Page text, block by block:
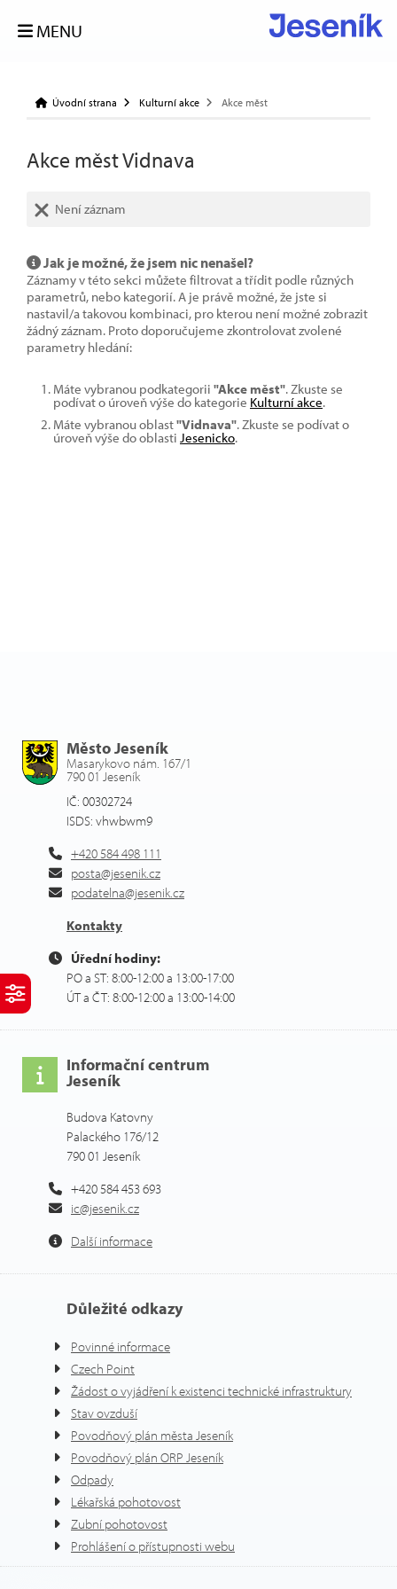
MENU
Úvodní strana Kulturní akce Akce měst
Akce měst Vidnava
Není záznam
Jak je možné, že jsem nic nenašel?
Záznamy v této sekci můžete filtrovat a třídit podle různých
parametrů, nebo kategorií. A je právě možné, že jste si
nastavil/a takovou kombinaci, pro kterou není možné zobrazit
žádný záznam. Proto doporučujeme zkontrolovat zvolené
parametry hledání:
Máte vybranou podkategorii "Akce měst". Zkuste se
podívat o úroveň výše do kategorie Kulturní akce.
Máte vybranou oblast"Vidnava". Zkuste se podívat o
úroveň výše do oblasti Jesenicko.
Město Jeseník
Masarykovo nám. 167/1
790 01 Jeseník
IČ: 00302724
ISDS: vhwbwm9
+420 584 498 111
posta@jesenik.cz
podatelna@jesenik.cz
Kontakty
Úřední hodiny:
PO a ST: 8:00-12:00 a 13:00-17:00
ÚT a ČT: 8:00-12:00 a 13:00-14:00
Informační centrum
Jeseník
Budova Katovny
Palackého 176/12
790 01 Jeseník
+420 584 453 693
ic@jesenik.cz
Další informace
Důležité odkazy
Povinné informace
Czech Point
Žádost o vyjádření k existenci technické infrastruktury
Stav ovzduší
Povodňový plán města Jeseník
Povodňový plán ORP Jeseník
Odpady
Lékařská pohotovost
Zubní pohotovost
Prohlášení o přístupnosti webu